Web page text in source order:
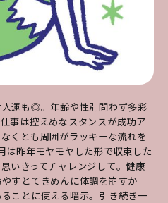
運も◎。年齢や性別問わず多彩
事は控えめなスタンスが成功ア
くとも周囲がラッキーな流れを
は昨年モヤモヤした形で収束した
いきってチャレンジして。健康
すとてきめんに体調を崩すか
ことに使える暗示。引き続き一